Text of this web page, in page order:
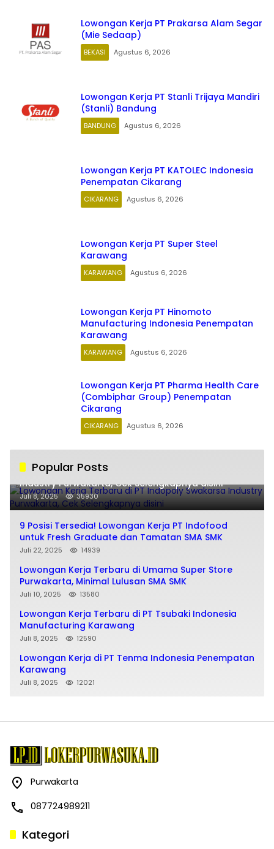
Lowongan Kerja PT Prakarsa Alam Segar
(Mie Sedaap)
BEKASI Agustus 6, 2026
Lowongan Kerja PT Stanli Trijaya Mandiri
(Stanli) Bandung
BANDUNG Agustus 6, 2026
Lowongan Kerja PT KATOLEC Indonesia
Penempatan Cikarang
CIKARANG Agustus 6, 2026
Lowongan Kerja PT Super Steel
Karawang
KARAWANG Agustus 6, 2026
Lowongan Kerja PT Hinomoto
Manufacturing Indonesia Penempatan
Karawang
KARAWANG Agustus 6, 2026
Lowongan Kerja PT Pharma Health Care
(Combiphar Group) Penempatan
Cikarang
CIKARANG Agustus 6, 2026
Popular Posts
Lowongan Kerja Terbaru di PT Indopoly Swakarsa
Industry Purwakarta, Cek Selengkapnya disini
Juli 8, 2025 35930
9 Posisi Tersedia! Lowongan Kerja PT Indofood
untuk Fresh Graduate dan Tamatan SMA SMK
Juli 22, 2025 14939
Lowongan Kerja Terbaru di Umama Super Store
Purwakarta, Minimal Lulusan SMA SMK
Juli 10, 2025 13580
Lowongan Kerja Terbaru di PT Tsubaki Indonesia
Manufacturing Karawang
Juli 8, 2025 12590
Lowongan Kerja di PT Tenma Indonesia Penempatan
Karawang
Juli 8, 2025 12021
Purwakarta
087724989211
Kategori